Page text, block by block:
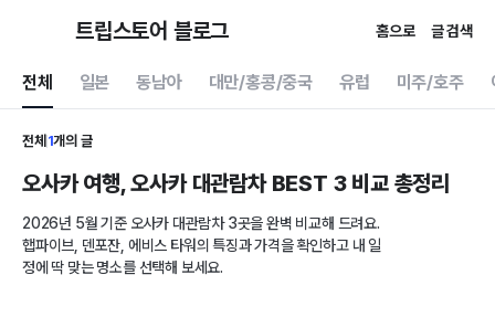
트립스토어 블로그 홈으로 글 검색
전체 일본 동남아 대만/홍콩/중국 유럽 미주/호주
전체 1개의 글
오사카 여행, 오사카 대관람차 BEST 3 비교 총정리
2026년 5월 기준 오사카 대관람차 3곳을 완벽 비교해 드려요.
햅파이브, 덴포잔, 에비스 타워의 특징과 가격을 확인하고 내 일
정에 딱 맞는 명소를 선택해 보세요.